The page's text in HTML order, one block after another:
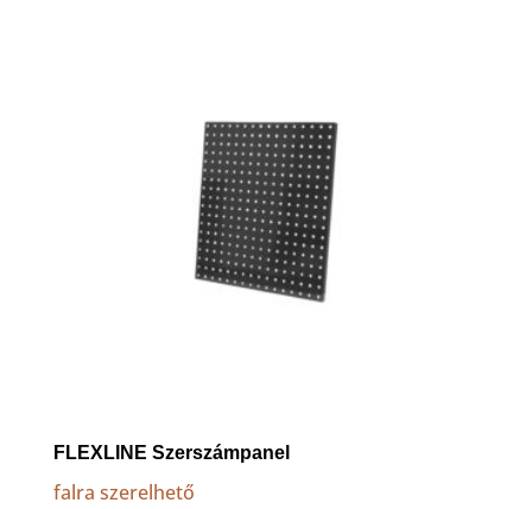
FLEXLINE Szerszámpanel
falra szerelhető